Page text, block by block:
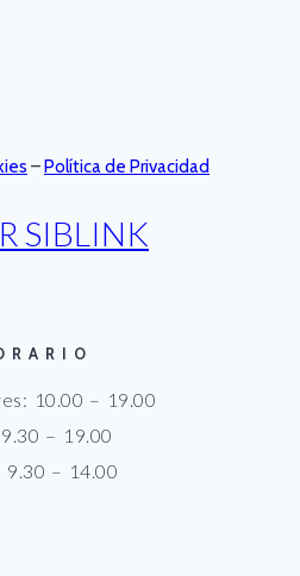
–Política de Privacidad
SIBLINK
10.00 – 19.00
– 19.00
9.30 – 14.00